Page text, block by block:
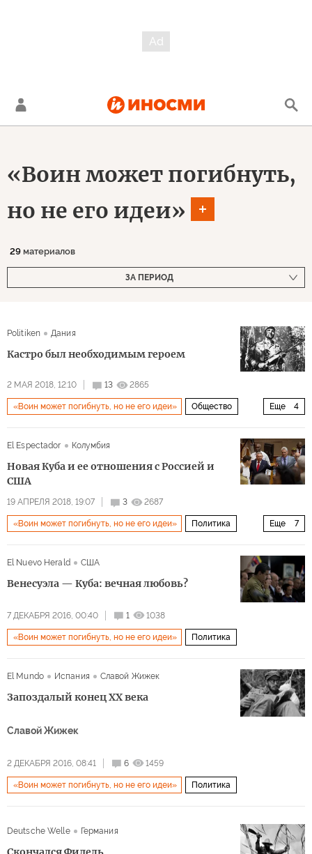
«Воин может погибнуть,
но не его идеи»
29 материалов
ЗА ПЕРИОД
Politiken Дания
Кастро был необходимым героем
2 МАЯ 2018, 12:10 13 2865
Еще 4
«Воин может погибнуть, но не его идеи» Общество
El Espectador Колумбия
Новая Куба и ее отношения с Россией и
США
19 АПРЕЛЯ 2018, 19:07 3 2687
Еще 7
«Воин может погибнуть, но не его идеи» Политика
El Nuevo Herald США
Венесуэла — Куба: вечная любовь?
7 ДЕКАБРЯ 2016, 00:40 1 1038
«Воин может погибнуть, но не его идеи» Политика
El Mundo Испания Славой Жижек
Запоздалый конец XX века
Славой Жижек
2 ДЕКАБРЯ 2016, 08:41 6 1459
«Воин может погибнуть, но не его идеи» Политика
Deutsche Welle Германия